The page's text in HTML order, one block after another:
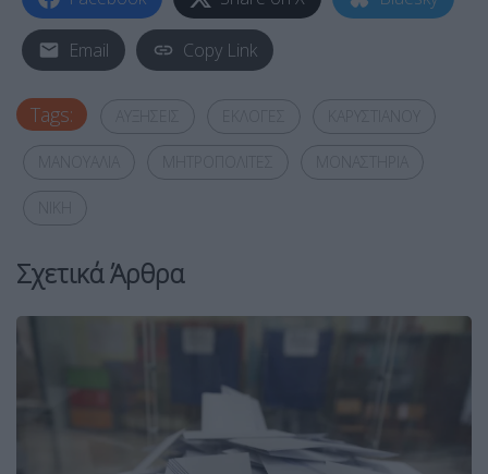
Email Copy Link
Tags:
Σχετικά Άρθρα